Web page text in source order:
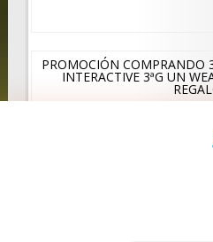
PROMOCIÓN COMPRANDO
INTERACTIVE 3ªG UN